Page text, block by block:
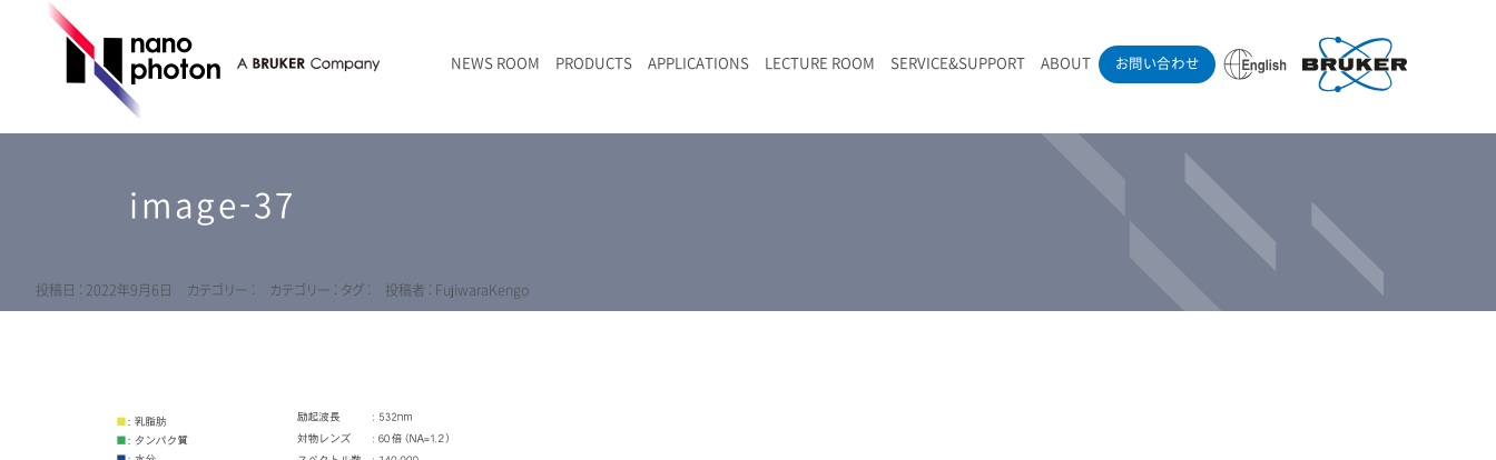
NEWS ROOM PRODUCTS
RAMANdrive | ウェハーステージ搭載ラマン顕微鏡
RAMANtouch vioLa | 紫外・深紫外ラマン顕微鏡
LIBcell | 不活性雰囲気ラマン測定用密閉容器
sumilé | 広帯域 反射型対物レンズ
RAMAN顕微鏡オンライン見積もり
APPLICATIONS
無機化合物・鉱物
LECTURE ROOM SERVICE&SUPPORT ABOUT お問い合わせ
image-37
投稿日 : 2022年9月6日 カテゴリー : カテゴリー : タグ : 投稿者 : FujiwaraKengo